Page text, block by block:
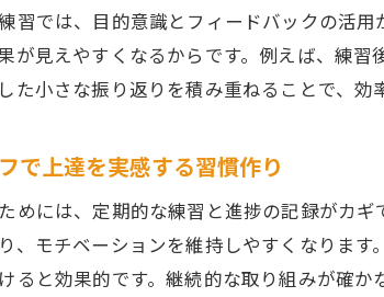
技術向
インド
人気の
プライベー
自宅練
プライ
習では、目的意識とフィードバックの活
が見えやすくなるからです。例えば、練
た小さな振り返りを積み重ねることで、効
で上達を実感する習慣作り
めには、定期的な練習と進捗の記録がカ
、モチベーションを維持しやすくなりま
ると効果的です。継続的な取り組みが確か